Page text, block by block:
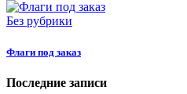
Без рубрики
Флаги под заказ
Последние записи